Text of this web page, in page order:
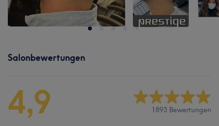
Salonbewertungen
4,9 1893 Bewertungen